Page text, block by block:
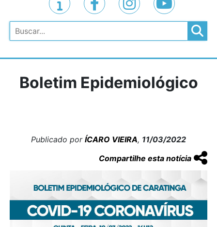
Pesquisar
Boletim Epidemiológico
Publicado por ÍCARO VIEIRA, 11/03/2022
Compartilhe esta notícia